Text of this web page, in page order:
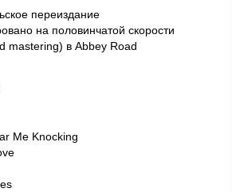
переиздание
на половинчатой скорости
mastering) в Abbey Road
Me Knocking